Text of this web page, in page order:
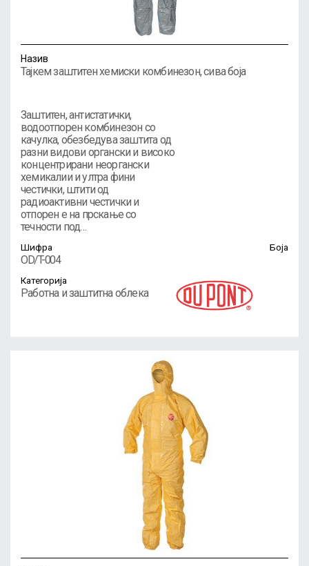
Назив
Тајкем заштитен хемиски комбинезон, сива боја
Заштитен, антистатички,
водоотпорен комбинезон со
качулка, обезбедува заштита од
разни видови органски и високо
концентрирани неоргански
хемикалии и ултра фини
честички, штити од
радиоактивни честички и
отпорен е на прскање со
течности под…
Шифра
OD/T-004
Боја
Категорија
Работна и заштитна облека